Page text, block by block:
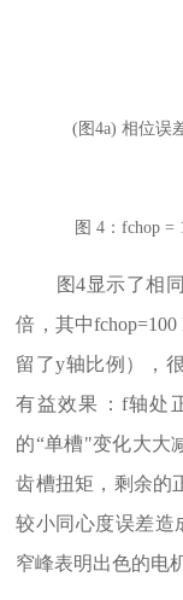
(图4a) 相位
图 4：
图4显示了相
倍，其中
留了y轴比例）
有益效果：f轴处
的“单槽"变化大大减
齿槽扭矩，剩
较小同心度误差造成
窄峰表明出色的电机